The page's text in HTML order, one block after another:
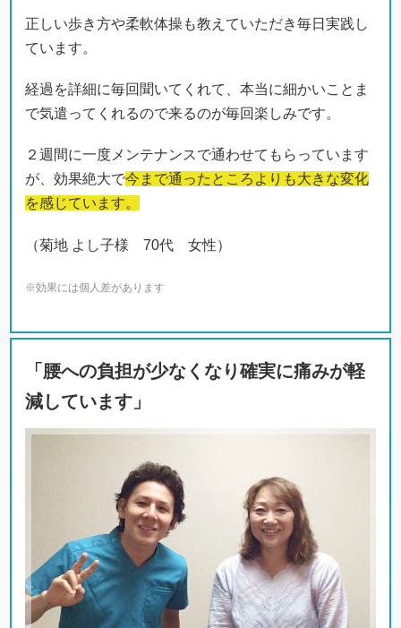
正しい歩き方や柔軟体操も教えていただき毎日実践し
ています。
経過を詳細に毎回聞いてくれて、本当に細かいことま
で気遣ってくれるので来るのが毎回楽しみです。
２週間に一度メンテナンスで通わせてもらっています
が、効果絶大で今まで通ったところよりも大きな変化
を感じています。
（菊地 よし子様 70代 女性）
※効果には個人差があります
「腰への負担が少なくなり確実に痛みが軽
減しています」